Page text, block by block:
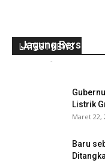
LATEST NEWS
Jagung Bersama
-
Listrik
Maret 22,
Baru